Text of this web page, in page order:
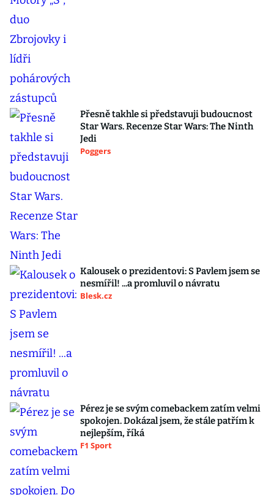
Přesně takhle si představuji budoucnost
Star Wars. Recenze Star Wars: The Ninth
Jedi
Poggers
Kalousek o prezidentovi: S Pavlem jsem se
nesmířil! ...a promluvil o návratu
Blesk.cz
Pérez je se svým comebackem zatím velmi
spokojen. Dokázal jsem, že stále patřím k
nejlepším, říká
F1 Sport